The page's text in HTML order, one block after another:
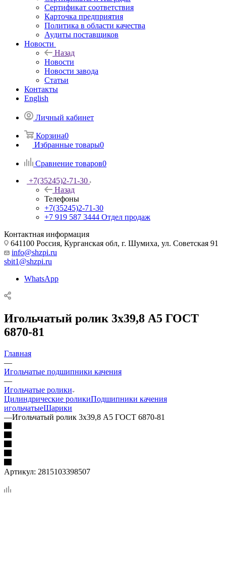
Сертификат соответствия
Карточка предприятия
Политика в области качества
Аудиты поставщиков
Новости
Назад
Новости
Новости завода
Статьи
Контакты
English
Личный кабинет
Корзина0
Избранные товары0
Сравнение товаров0
+7(35245)2-71-30
Назад
Телефоны
+7(35245)2-71-30
+7 919 587 3444 Отдел продаж
Контактная информация
641100 Россия, Курганская обл, г. Шумиха, ул. Советская 91
info@shzpi.ru
sbit1@shzpi.ru
WhatsApp
Игольчатый ролик 3х39,8 А5 ГОСТ
6870-81
Главная
—
Игольчатые подшипники качения
—
Игольчатые ролики
Цилиндрические роликиПодшипники качения
игольчатыеШарики
—Игольчатый ролик 3х39,8 А5 ГОСТ 6870-81
Артикул: 2815103398507